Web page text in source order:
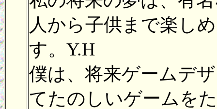
人から子供まで楽し
す。Y.H
僕は、将来ゲームデ
てたのしいゲームを